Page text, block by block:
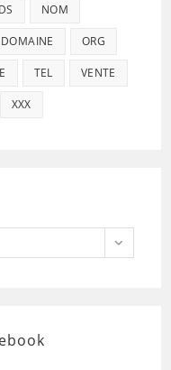
NOM
ORG
TEL VENTE
XXX